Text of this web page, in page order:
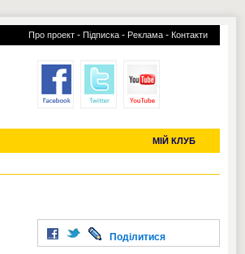
Про проект - Підписка - Реклама - Контакти
МІЙ КЛУБ
УСІ ТРАНСФЕРИ
Поділитися